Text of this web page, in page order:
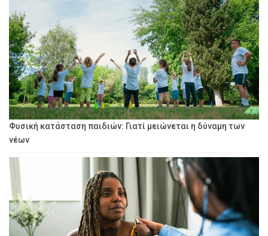
Φυσική κατάσταση παιδιών: Γιατί μειώνεται η δύναμη των
νέων